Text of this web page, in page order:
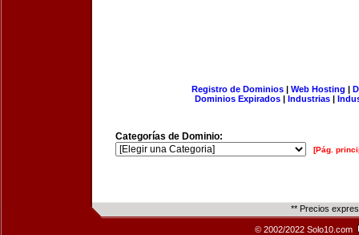
Registro de Dominios| Web Hosting |
Dominios Expirados | Industrias |
Categorías de Dominio:
[Pág.
** Precios
© 2002/2022 Solo10.com